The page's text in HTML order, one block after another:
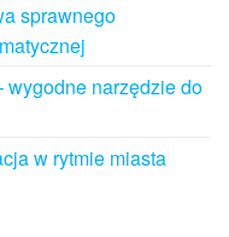
sprawnego
wygodne narzędzie do
w rytmie miasta